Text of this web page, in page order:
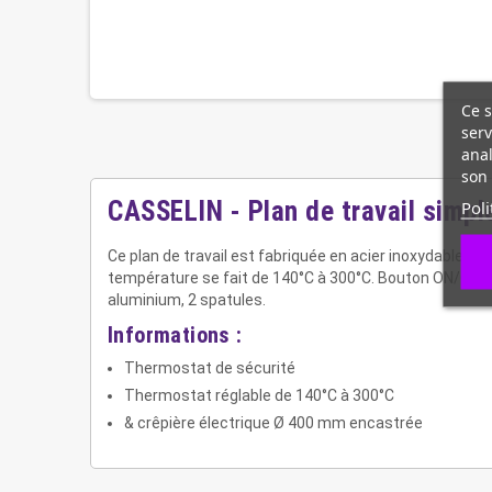
CASSELIN - Plan de travail
Ce plan de travail est fabriquée en acier inoxydable
température se fait de 140°C à 300°C. Bouton ON/
aluminium, 2 spatules.
Informations :
Thermostat de sécurité
Thermostat réglable de 140°C à 300°C
& crêpière électrique Ø 400 mm encastrée
Ce
son